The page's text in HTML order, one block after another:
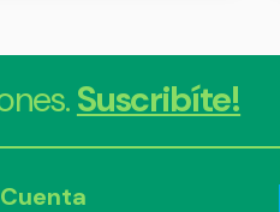
Suscribíte!